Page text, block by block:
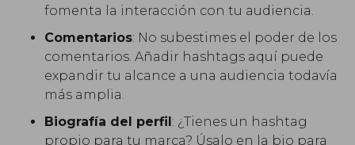
fomenta la interacción con tu audiencia.
Comentarios: No subestimes el poder de los
comentarios. Añadir hashtags aquí puede
expandir tu alcance a una audiencia todavía
más amplia.
Biografía del perfil: ¿Tienes un hashtag
propio para tu marca? Úsalo en la bio para